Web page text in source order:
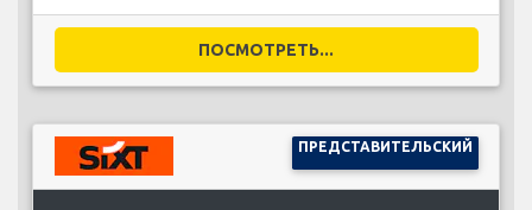
ПОСМОТРЕТЬ...
ПРЕДСТАВИТЕЛЬСКИЙ